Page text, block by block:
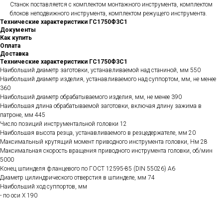
Станок поставляется с комплектом монтажного инструмента, комплектом
блоков неподвижного инструмента, комплектом режущего инструмента.
Технические характеристики ГС1750Ф3С1
Документы
Как купить
Оплата
Доставка
Технические характеристики ГС1750Ф3С1
Наибольший диаметр заготовки, устанавливаемой над станиной, мм 550
Наибольший диаметр изделия, устанавливаемого над суппортом, мм, не менее
360
Наибольший диаметр обрабатываемого изделия, мм, не менее 390
Наибольшая длина обрабатываемой заготовки, включая длину зажима в
патроне, мм 445
Число позиций инструментальной головки 12
Наибольшая высота резца, устанавливаемого в резцедержателе, мм 20
Максимальный крутящий момент приводного инструмента головки, Нм 28
Максимальная скорость вращения приводного инструмента головки, об/мин
5000
Конец шпинделя фланцевого по ГОСТ 12595-85 (DIN 55026) А6
Диаметр цилиндрического отверстия в шпинделе, мм 74
Наибольший ход суппортов, мм
- по оси Х 190